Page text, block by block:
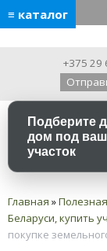
≡ каталог
+375 29
Подберите
дом под
участок
Главная »
Беларуси, купить
покупке